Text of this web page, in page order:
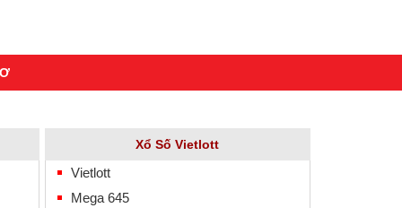
Xổ Số Vietlott
Vietlott
Mega 645